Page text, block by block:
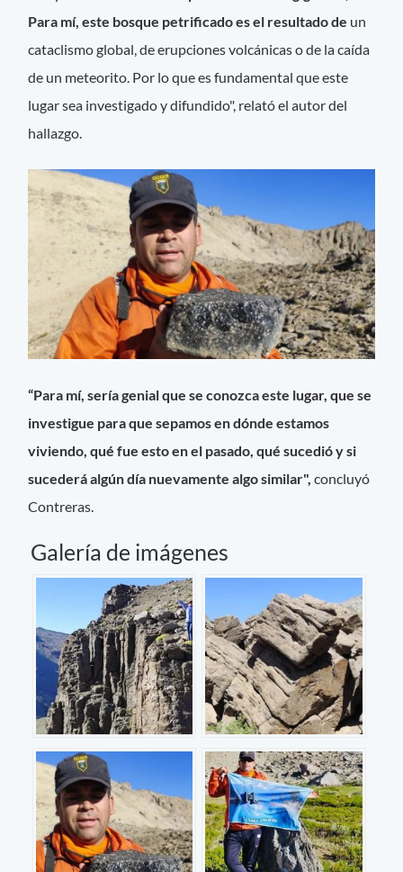
Para mí, este bosque petrificado es el resultado de un
cataclismo global, de erupciones volcánicas o de la caída
de un meteorito. Por lo que es fundamental que este
lugar sea investigado y difundido", relató el autor del
hallazgo.
“Para mí, sería genial que se conozca este lugar, que se
investigue para que sepamos en dónde estamos
viviendo, qué fue esto en el pasado, qué sucedió y si
sucederá algún día nuevamente algo similar", concluyó
Contreras.
Galería de imágenes